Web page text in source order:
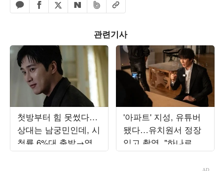
카카오톡 공유하기
페이스북 공유하기
엑스 공유하기
네이버 공유하기
밴드 공유하기
URL복사
관련기사
첫방부터 힘 못썼다…
상대는 남궁민인데, 시
청률 6%대 출발→역공
시작 ('재벌X형사2')
'아파트' 지성, 유튜버
됐다…유치원서 정장
입고 촬영, "하나로 뭉
쳐"